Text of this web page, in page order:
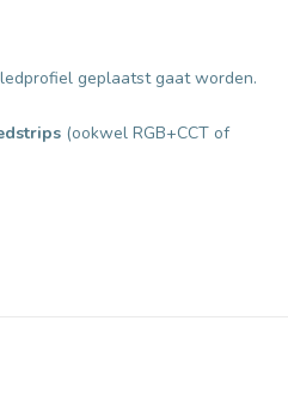
geplaatst gaat worden.
(ookwel RGB+CCT of